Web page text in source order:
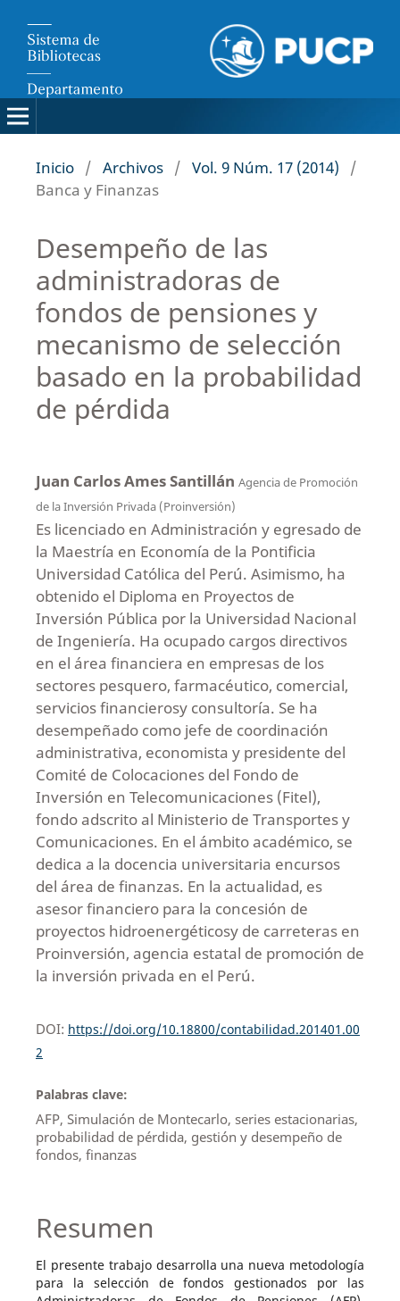
Inicio / Archivos / Vol. 9 Núm. 17 (2014)
/
Banca y Finanzas
Desempeño de las
administradoras de
fondos de pensiones y
mecanismo de selección
basado en la probabilidad
de pérdida
Juan Carlos Ames Santillán Agencia de Promoción
de la Inversión Privada (Proinversión)
Es licenciado en Administración y egresado de
la Maestría en Economía de la Pontificia
Universidad Católica del Perú. Asimismo, ha
obtenido el Diploma en Proyectos de
Inversión Pública por la Universidad Nacional
de Ingeniería. Ha ocupado cargos directivos
en el área financiera en empresas de los
sectores pesquero, farmacéutico, comercial,
servicios financierosy consultoría. Se ha
desempeñado como jefe de coordinación
administrativa, economista y presidente del
Comité de Colocaciones del Fondo de
Inversión en Telecomunicaciones (Fitel),
fondo adscrito al Ministerio de Transportes y
Comunicaciones. En el ámbito académico, se
dedica a la docencia universitaria encursos
del área de finanzas. En la actualidad, es
asesor financiero para la concesión de
proyectos hidroenergéticosy de carreteras en
Proinversión, agencia estatal de promoción de
la inversión privada en el Perú.
DOI: https://doi.org/10.18800/contabilidad.201401.00
2
Palabras clave:
AFP, Simulación de Montecarlo, series estacionarias,
probabilidad de pérdida, gestión y desempeño de
fondos, finanzas
Resumen
El presente trabajo desarrolla una nueva metodología
para la selección de fondos gestionados por las